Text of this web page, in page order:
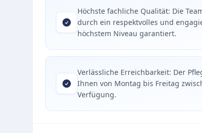
Höchste fachliche Qualität: Die
durch ein respektvolles und
höchstem Niveau garantiert.
Verlässliche Erreichbarkeit: Der
Ihnen von Montag bis Freitag
Verfügung.